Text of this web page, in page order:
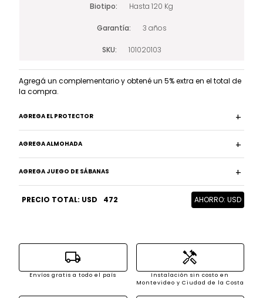
Biotipo Hasta 120 Kg
Garantía 3 años
SKU 101020103
Agregá un complementario y obtené un 5% extra en el total de
la compra.
AGREGA EL PROTECTOR
AGREGA ALMOHADA
AGREGA JUEGO DE SÁBANAS
PRECIO TOTAL: USD 472 AHORRO: USD
local_shipping
Envíos gratis a todo el país
handyman
Instalación sin costo en
Montevideo y Ciudad de la Costa